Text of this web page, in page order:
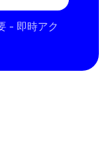
- 即時アク